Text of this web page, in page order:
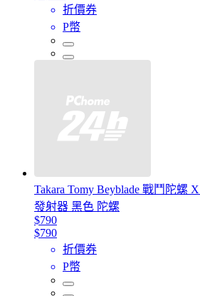
折價券
P幣
Takara Tomy Beyblade 戰鬥陀螺
發射器 黑色 陀螺
$790
$790
折價券
P幣